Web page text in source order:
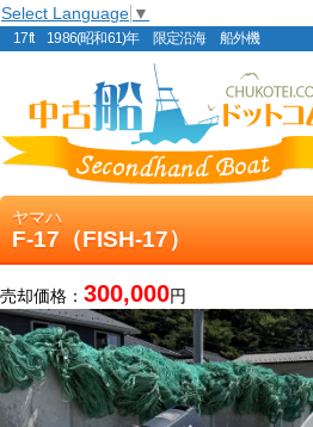
Select Language ▼
17ft 1986(昭和61)年 限定沿海 船外機
ヤマハ
F-17（FISH-17）
売却価格： 300,000円